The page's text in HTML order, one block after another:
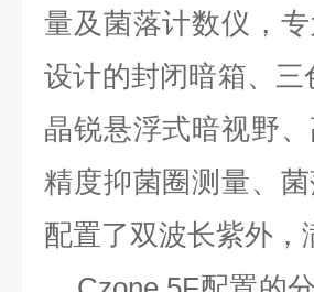
量及菌落计数仪，
设计的封闭暗箱、
晶锐悬浮式暗视野
精度抑菌圈测量、
配置了双波长紫外